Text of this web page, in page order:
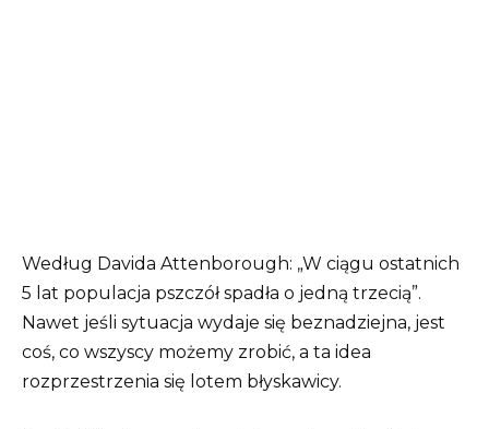
Według Davida Attenborough: „W ciągu ostatnich
5 lat populacja pszczół spadła o jedną trzecią”.
Nawet jeśli sytuacja wydaje się beznadziejna, jest
coś, co wszyscy możemy zrobić, a ta idea
rozprzestrzenia się lotem błyskawicy.